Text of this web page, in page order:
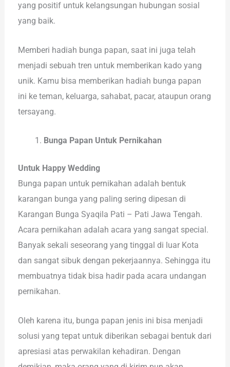
yang positif untuk kelangsungan hubungan sosial
yang baik.
Memberi hadiah bunga papan, saat ini juga telah
menjadi sebuah tren untuk memberikan kado yang
unik. Kamu bisa memberikan hadiah bunga papan
ini ke teman, keluarga, sahabat, pacar, ataupun orang
tersayang.
Bunga Papan Untuk Pernikahan
Untuk Happy Wedding
Bunga papan untuk pernikahan adalah bentuk
karangan bunga yang paling sering dipesan di
Karangan Bunga Syaqila Pati – Pati Jawa Tengah.
Acara pernikahan adalah acara yang sangat special.
Banyak sekali seseorang yang tinggal di luar Kota
dan sangat sibuk dengan pekerjaannya. Sehingga itu
membuatnya tidak bisa hadir pada acara undangan
pernikahan.
Oleh karena itu, bunga papan jenis ini bisa menjadi
solusi yang tepat untuk diberikan sebagai bentuk dari
apresiasi atas perwakilan kehadiran. Dengan